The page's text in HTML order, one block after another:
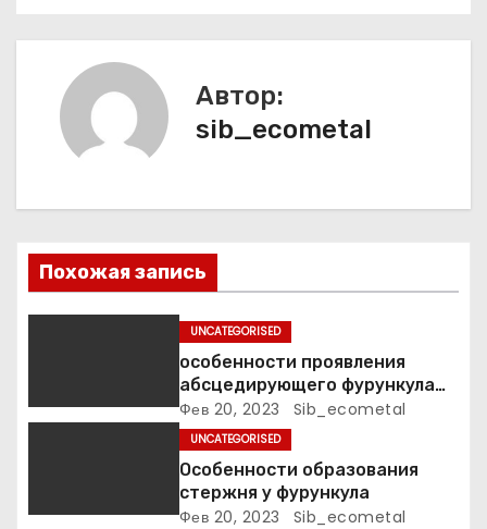
а
о
з
п
с
Автор:
sib_ecometal
Похожая запись
UNCATEGORISED
особенности проявления
абсцедирующего фурункула
код по МКБ-10
Фев 20, 2023 Sib_ecometal
UNCATEGORISED
Особенности образования
стержня у фурункула
Фев 20, 2023 Sib_ecometal